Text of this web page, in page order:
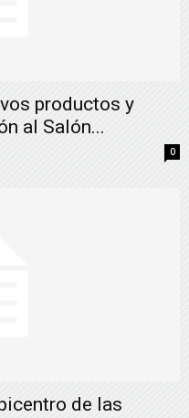
productos y
al Salón...
0
de las